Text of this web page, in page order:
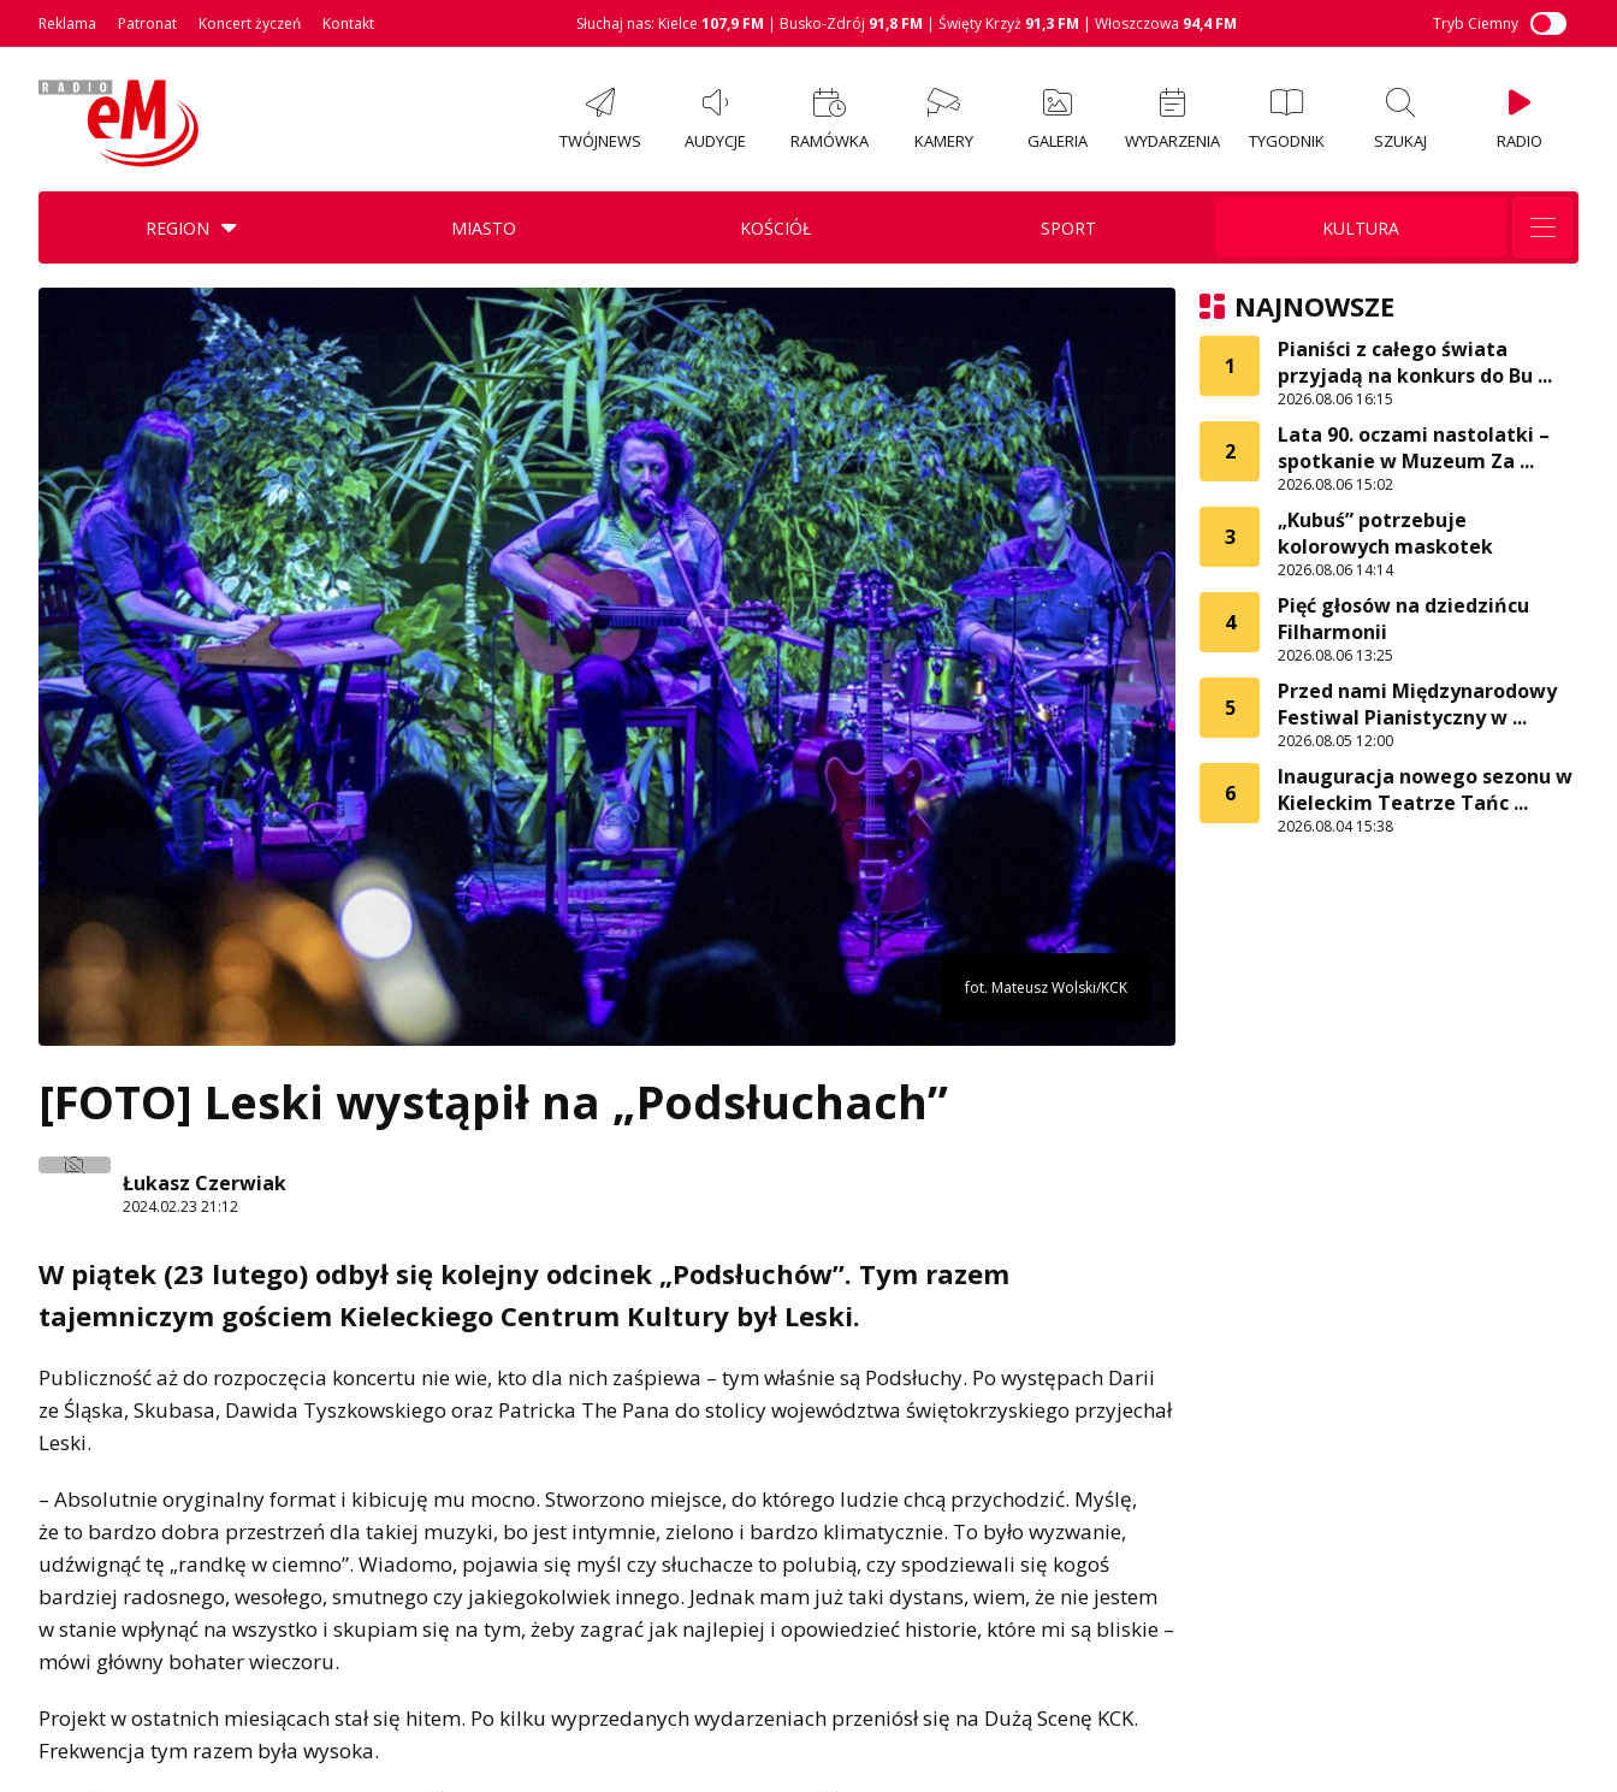
Reklama Patronat Koncert życzeń Kontakt Słuchaj nas: Kielce 107,9 FM | Busko-Zdrój 91,8 FM | Święty Krzyż 91,3 FM | Włoszczowa 94,4 FM Tryb Ciemny
TWÓJNEWS AUDYCJE RAMÓWKA KAMERY GALERIA WYDARZENIA TYGODNIK SZUKAJ RADIO
REGION MIASTO KOŚCIÓŁ SPORT KULTURA
fot. Mateusz Wolski/KCK
[FOTO] Leski wystąpił na „Podsłuchach”
Łukasz Czerwiak
2024.02.23 21:12
W piątek (23 lutego) odbył się kolejny odcinek „Podsłuchów”. Tym razem
tajemniczym gościem Kieleckiego Centrum Kultury był Leski.
Publiczność aż do rozpoczęcia koncertu nie wie, kto dla nich zaśpiewa – tym właśnie są Podsłuchy. Po występach Darii
ze Śląska, Skubasa, Dawida Tyszkowskiego oraz Patricka The Pana do stolicy województwa świętokrzyskiego przyjechał
Leski.
– Absolutnie oryginalny format i kibicuję mu mocno. Stworzono miejsce, do którego ludzie chcą przychodzić. Myślę,
że to bardzo dobra przestrzeń dla takiej muzyki, bo jest intymnie, zielono i bardzo klimatycznie. To było wyzwanie,
udźwignąć tę „randkę w ciemno”. Wiadomo, pojawia się myśl czy słuchacze to polubią, czy spodziewali się kogoś
bardziej radosnego, wesołego, smutnego czy jakiegokolwiek innego. Jednak mam już taki dystans, wiem, że nie jestem
w stanie wpłynąć na wszystko i skupiam się na tym, żeby zagrać jak najlepiej i opowiedzieć historie, które mi są bliskie –
mówi główny bohater wieczoru.
Projekt w ostatnich miesiącach stał się hitem. Po kilku wyprzedanych wydarzeniach przeniósł się na Dużą Scenę KCK.
Frekwencja tym razem była wysoka.
NAJNOWSZE
1
Pianiści z całego świata
przyjadą na konkurs do Bu ...
2026.08.06 16:15
2
Lata 90. oczami nastolatki –
spotkanie w Muzeum Za ...
2026.08.06 15:02
3
„Kubuś” potrzebuje
kolorowych maskotek
2026.08.06 14:14
4
Pięć głosów na dziedzińcu
Filharmonii
2026.08.06 13:25
5
Przed nami Międzynarodowy
Festiwal Pianistyczny w ...
2026.08.05 12:00
6
Inauguracja nowego sezonu w
Kieleckim Teatrze Tańc ...
2026.08.04 15:38